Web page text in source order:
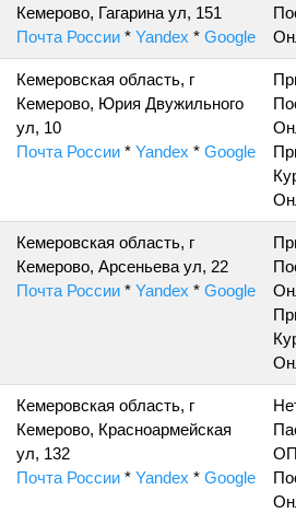
Кемерово, Гагарина ул, 151
Почта России * Yandex * Google
Кемеровская область, г
Кемерово, Юрия Двужильного
ул, 10
Почта России * Yandex * Google
Кемеровская область, г
Кемерово, Арсеньева ул, 22
Почта России * Yandex * Google
Кемеровская область, г
Кемерово, Красноармейская
ул, 132
Почта России * Yandex * Google